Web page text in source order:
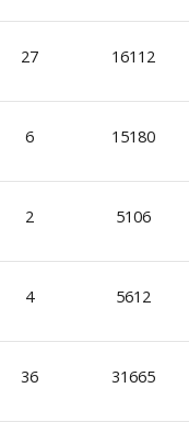
27 16112
6 15180
2 5106
4 5612
36 31665